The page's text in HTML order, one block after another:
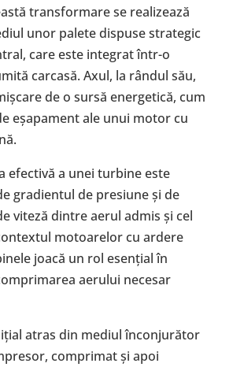
transformare se realizează
unor palete dispuse strategic
care este integrat într-o
carcasă. Axul, la rândul său,
de o sursă energetică, cum
eșapament ale unui motor cu
efectivă a unei turbine este
gradientul de presiune și de
viteză dintre aerul admis și cel
motoarelor cu ardere
joacă un rol esențial în
aerului necesar
atras din mediul înconjurător
comprimat și apoi